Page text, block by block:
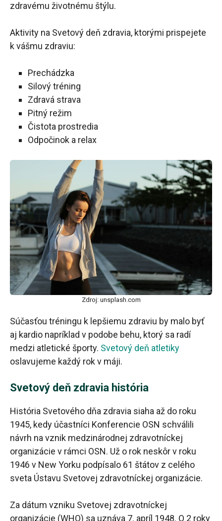
zdravému životnému štýlu.
Aktivity na Svetový deň zdravia, ktorými prispejete
k vášmu zdraviu:
Prechádzka
Silový tréning
Zdravá strava
Pitný režim
Čistota prostredia
Odpočinok a relax
Zdroj: unsplash.com
Súčasťou tréningu k lepšiemu zdraviu by malo byť
aj kardio napríklad v podobe behu, ktorý sa radí
medzi atletické športy. Svetový deň atletiky
oslavujeme každý rok v máji.
Svetový deň zdravia história
História Svetového dňa zdravia siaha až do roku
1945, kedy účastníci Konferencie OSN schválili
návrh na vznik medzinárodnej zdravotníckej
organizácie v rámci OSN. Už o rok neskôr v roku
1946 v New Yorku podpísalo 61 štátov z celého
sveta Ústavu Svetovej zdravotníckej organizácie.
Za dátum vzniku Svetovej zdravotníckej
organizácie (WHO) sa uznáva 7. apríl 1948. O 2 roky